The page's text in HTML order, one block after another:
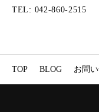
TEL: 042-860-2515
TOP BLOG お問